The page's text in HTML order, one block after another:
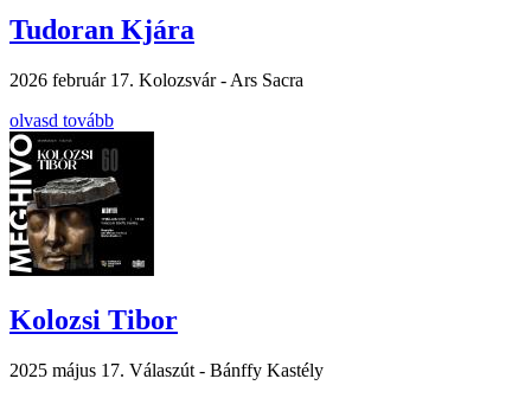
Tudoran Kjára
2026 február 17. Kolozsvár - Ars Sacra
olvasd tovább
Kolozsi Tibor
2025 május 17. Válaszút - Bánffy Kastély